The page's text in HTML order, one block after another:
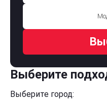
Выберите
Выберите город: